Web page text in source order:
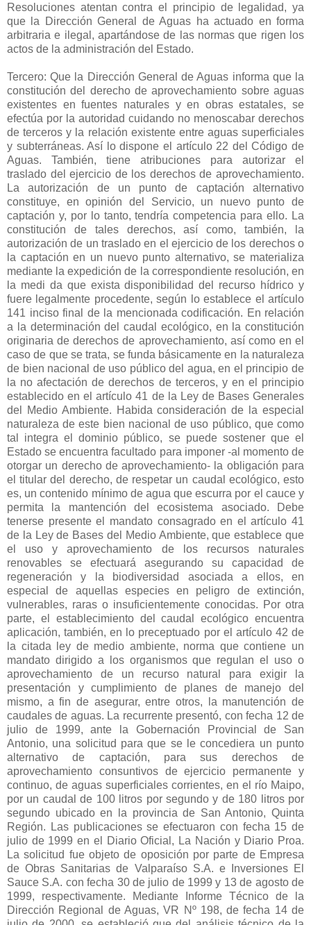
Resoluciones atentan contra el principio de legalidad, ya
que la Dirección General de Aguas ha actuado en forma
arbitraria e ilegal, apartándose de las normas que rigen los
actos de la administración del Estado.
Tercero: Que la Dirección General de Aguas informa que la
constitución del derecho de aprovechamiento sobre aguas
existentes en fuentes naturales y en obras estatales, se
efectúa por la autoridad cuidando no menoscabar derechos
de terceros y la relación existente entre aguas superficiales
y subterráneas. Así lo dispone el artículo 22 del Código de
Aguas. También, tiene atribuciones para autorizar el
traslado del ejercicio de los derechos de aprovechamiento.
La autorización de un punto de captación alternativo
constituye, en opinión del Servicio, un nuevo punto de
captación y, por lo tanto, tendría competencia para ello. La
constitución de tales derechos, así como, también, la
autorización de un traslado en el ejercicio de los derechos o
la captación en un nuevo punto alternativo, se materializa
mediante la expedición de la correspondiente resolución, en
la medi da que exista disponibilidad del recurso hídrico y
fuere legalmente procedente, según lo establece el artículo
141 inciso final de la mencionada codificación. En relación
a la determinación del caudal ecológico, en la constitución
originaria de derechos de aprovechamiento, así como en el
caso de que se trata, se funda básicamente en la naturaleza
de bien nacional de uso público del agua, en el principio de
la no afectación de derechos de terceros, y en el principio
establecido en el artículo 41 de la Ley de Bases Generales
del Medio Ambiente. Habida consideración de la especial
naturaleza de este bien nacional de uso público, que como
tal integra el dominio público, se puede sostener que el
Estado se encuentra facultado para imponer -al momento de
otorgar un derecho de aprovechamiento- la obligación para
el titular del derecho, de respetar un caudal ecológico, esto
es, un contenido mínimo de agua que escurra por el cauce y
permita la mantención del ecosistema asociado. Debe
tenerse presente el mandato consagrado en el artículo 41
de la Ley de Bases del Medio Ambiente, que establece que
el uso y aprovechamiento de los recursos naturales
renovables se efectuará asegurando su capacidad de
regeneración y la biodiversidad asociada a ellos, en
especial de aquellas especies en peligro de extinción,
vulnerables, raras o insuficientemente conocidas. Por otra
parte, el establecimiento del caudal ecológico encuentra
aplicación, también, en lo preceptuado por el artículo 42 de
la citada ley de medio ambiente, norma que contiene un
mandato dirigido a los organismos que regulan el uso o
aprovechamiento de un recurso natural para exigir la
presentación y cumplimiento de planes de manejo del
mismo, a fin de asegurar, entre otros, la manutención de
caudales de aguas. La recurrente presentó, con fecha 12 de
julio de 1999, ante la Gobernación Provincial de San
Antonio, una solicitud para que se le concediera un punto
alternativo de captación, para sus derechos de
aprovechamiento consuntivos de ejercicio permanente y
continuo, de aguas superficiales corrientes, en el río Maipo,
por un caudal de 100 litros por segundo y de 180 litros por
segundo ubicado en la provincia de San Antonio, Quinta
Región. Las publicaciones se efectuaron con fecha 15 de
julio de 1999 en el Diario Oficial, La Nación y Diario Proa.
La solicitud fue objeto de oposición por parte de Empresa
de Obras Sanitarias de Valparaíso S.A. e Inversiones El
Sauce S.A. con fecha 30 de julio de 1999 y 13 de agosto de
1999, respectivamente. Mediante Informe Técnico de la
Dirección Regional de Aguas, VR Nº 198, de fecha 14 de